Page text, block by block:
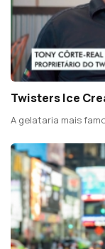
Twisters Ice
A gelataria mais